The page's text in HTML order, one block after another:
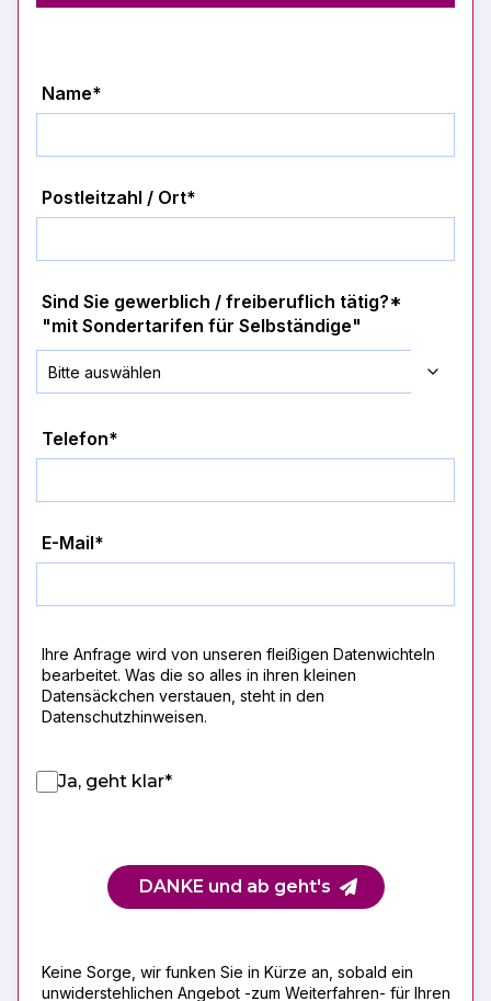
Name*
Postleitzahl / Ort*
Sind Sie gewerblich / freiberuflich tätig?*
"mit Sondertarifen für Selbständige"
Telefon*
E-Mail*
Ihre Anfrage wird von unseren fleißigen Datenwichteln
bearbeitet. Was die so alles in ihren kleinen
Datensäckchen verstauen, steht in den
Datenschutzhinweisen.
Ja, geht klar*
DANKE und ab geht's
Keine Sorge, wir funken Sie in Kürze an, sobald ein
unwiderstehlichen Angebot -zum Weiterfahren- für Ihren